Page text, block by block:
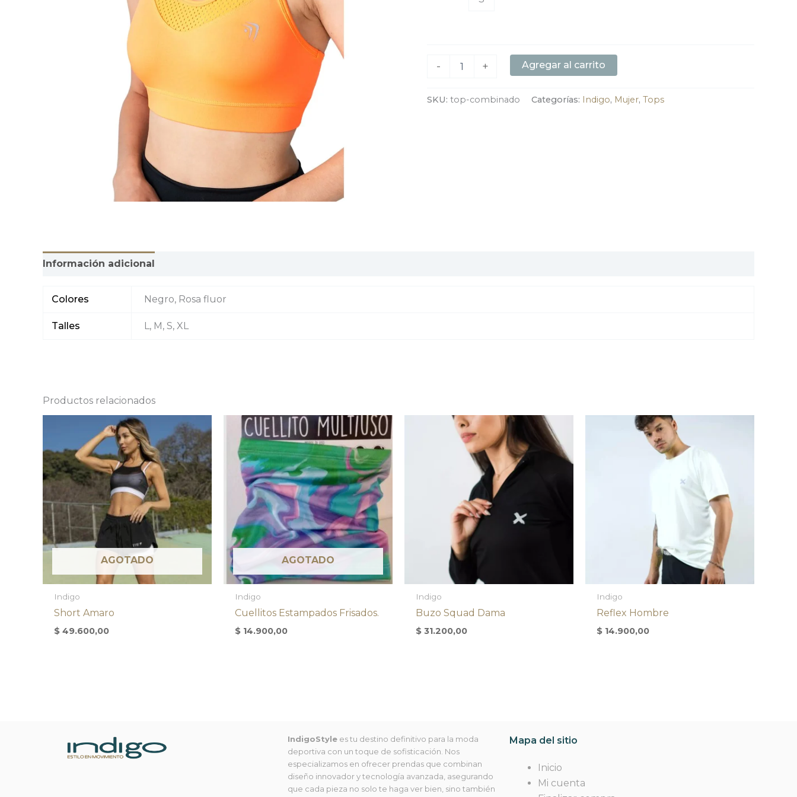
- + Agregar al carrito
SKU: top-combinado Categorías: Indigo, Mujer, Tops
Información adicional
Colores Negro, Rosa fluor
Talles L, M, S, XL
Productos relacionados
AGOTADO
Indigo
Short Amaro
$ 49.600,00
AGOTADO
Indigo
Cuellitos Estampados Frisados.
$ 14.900,00
Indigo
Buzo Squad Dama
$ 31.200,00
Indigo
Reflex Hombre
$ 14.900,00
IndigoStyle es tu destino definitivo para la moda
deportiva con un toque de sofisticación. Nos
especializamos en ofrecer prendas que combinan
diseño innovador y tecnología avanzada, asegurando
que cada pieza no solo te haga ver bien, sino también
Mapa del sitio
Inicio
Mi cuenta